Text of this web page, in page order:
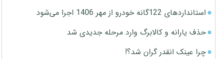
استانداردهای 122گانه خودرو از مهر 1406 اجرا می‌شود
حذف یارانه و کالابرگ وارد مرحله جدیدی شد
چرا عینک انقدر گران شد؟!